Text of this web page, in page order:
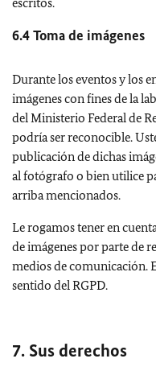
6.4 Toma de imágenes
Durante los eventos y los
imágenes con fines de la
del Ministerio Federal de
podría ser reconocible.
publicación de dichas
al fotógrafo o bien utilice
arriba mencionados.
Le rogamos tener en
de imágenes por parte de
medios de comunicación.
sentido del RGPD.
7. Sus derechos